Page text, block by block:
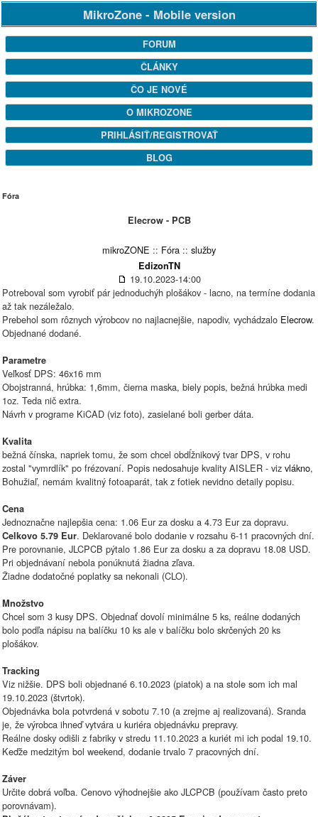
MikroZone - Mobile version
FORUM
ČLÁNKY
ČO JE NOVÉ
O MIKROZONE
PRIHLÁSIŤ/REGISTROVAŤ
BLOG
Fóra
Elecrow - PCB
mikroZONE :: Fóra :: služby
EdizonTN
19.10.2023-14:00
Potreboval som vyrobiť pár jednoduchýh plošákov - lacno, na termíne dodania
až tak nezáležalo.
Prebehol som rôznych výrobcov no najlacnejšie, napodiv, vychádzalo Elecrow.
Objednané dodané.
Parametre
Veľkosť DPS: 46x16 mm
Obojstranná, hrúbka: 1,6mm, čierna maska, biely popis, bežná hrúbka medi
1oz. Teda nič extra.
Návrh v programe KiCAD (viz foto), zasielané boli gerber dáta.
Kvalita
bežná čínska, napriek tomu, že som chcel obdĺžnikový tvar DPS, v rohu
zostal "vymrdlík" po frézovaní. Popis nedosahuje kvality AISLER - viz vlákno,
Bohužiaľ, nemám kvalitný fotoaparát, tak z fotiek nevidno detaily popisu.
Cena
Jednoznačne najlepšia cena: 1.06 Eur za dosku a 4.73 Eur za dopravu.
Celkovo 5.79 Eur. Deklarované bolo dodanie v rozsahu 6-11 pracovných dní.
Pre porovnanie, JLCPCB pýtalo 1.86 Eur za dosku a za dopravu 18.08 USD.
Pri objednávaní nebola ponúknutá žiadna zľava.
Žiadne dodatočné poplatky sa nekonali (CLO).
Množstvo
Chcel som 3 kusy DPS. Objednať dovolí minimálne 5 ks, reálne dodaných
bolo podľa nápisu na balíčku 10 ks ale v balíčku bolo skrčených 20 ks
plošákov.
Tracking
Viz nižšie. DPS boli objednané 6.10.2023 (piatok) a na stole som ich mal
19.10.2023 (štvrtok).
Objednávka bola potvrdená v sobotu 7.10 (a zrejme aj realizovaná). Sranda
je, že výrobca ihneď vytvára u kuriéra objednávku prepravy.
Reálne dosky odišli z fabriky v stredu 11.10.2023 a kuriét mi ich podal 19.10.
Keďže medzitým bol weekend, dodanie trvalo 7 pracovných dní.
Záver
Určite dobrá voľba. Cenovo výhodnejšie ako JLCPCB (používam často preto
porovnávam).